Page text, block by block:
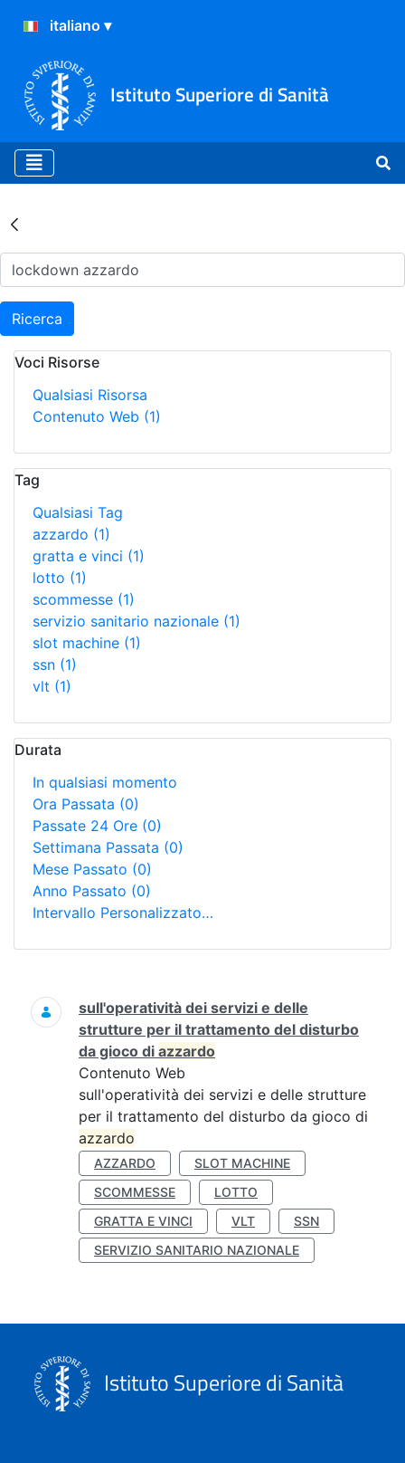
Istituto Superiore di Sanità
Risultati della Ricerca -
Ricerca
Voci Risorse
Qualsiasi Risorsa
Contenuto Web (1)
Tag
Qualsiasi Tag
azzardo (1)
gratta e vinci (1)
lotto (1)
scommesse (1)
servizio sanitario nazionale (1)
slot machine (1)
ssn (1)
vlt (1)
Durata
In qualsiasi momento
Ora Passata (0)
Passate 24 Ore (0)
Settimana Passata (0)
Mese Passato (0)
Anno Passato (0)
Intervallo Personalizzato…
Ricerca
sull'operatività dei servizi e delle
strutture per il trattamento del disturbo
da gioco di azzardo
Contenuto Web
sull'operatività dei servizi e delle strutture
per il trattamento del disturbo da gioco di
azzardo
AZZARDO
SLOT MACHINE
SCOMMESSE
LOTTO
GRATTA E VINCI
VLT
SSN
SERVIZIO SANITARIO NAZIONALE
Istituto Superiore di Sanità